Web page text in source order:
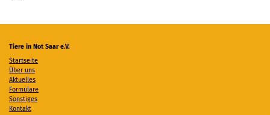
Tiere in Not Saar e.V.
Startseite
Über uns
Aktuelles
Formulare
Sonstiges
Kontakt